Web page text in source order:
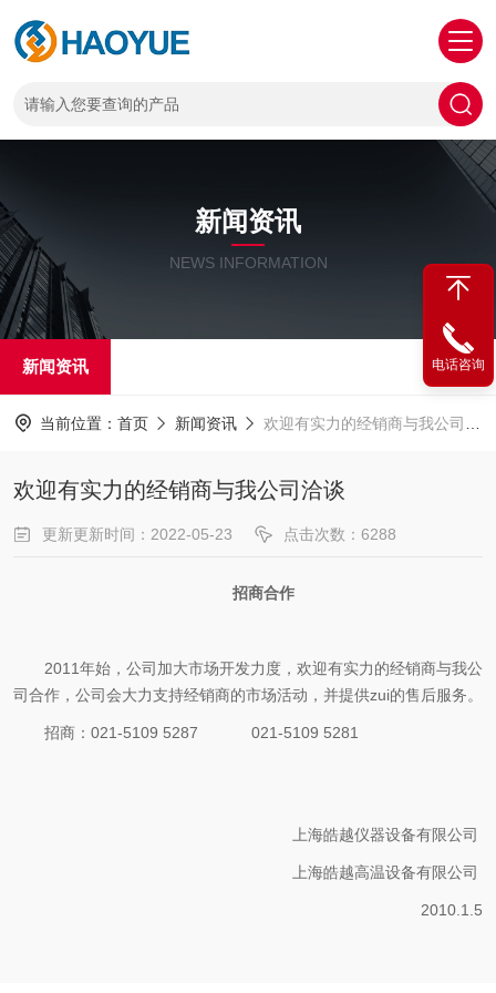
新闻资讯
NEWS INFORMATION
新闻资讯
当前位置： 首页 新闻资讯 欢迎有实力的经销商与我公司洽谈
欢迎有实力的经销商与我公司洽谈
更新更新时间：2022-05-23 点击次数：6288
招商合作
2011年始，公司加大市场开发力度，欢迎有实力的经销商与我公
司合作，公司会大力支持经销商的市场活动，并提供zui的售后服务。
招商：021-5109 5287 021-5109 5281
上海皓越仪器设备有限公司
上海皓越高温设备有限公司
2010.1.5
电话咨询